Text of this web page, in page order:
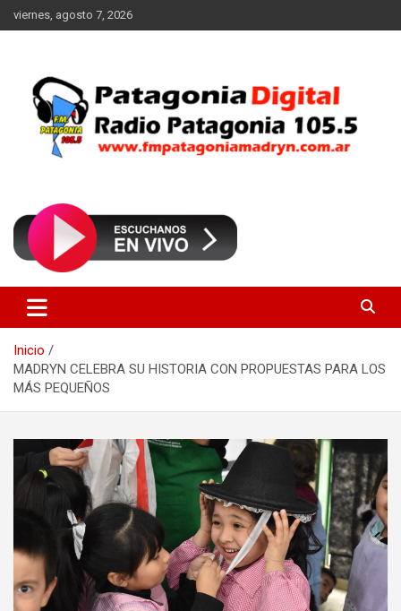
Saltar
al
viernes, agosto 7, 2026
FM Patagonia Madryn
Inicio
MADRYN CELEBRA SU HISTORIA CON PROPUESTAS PARA LOS
MÁS PEQUEÑOS